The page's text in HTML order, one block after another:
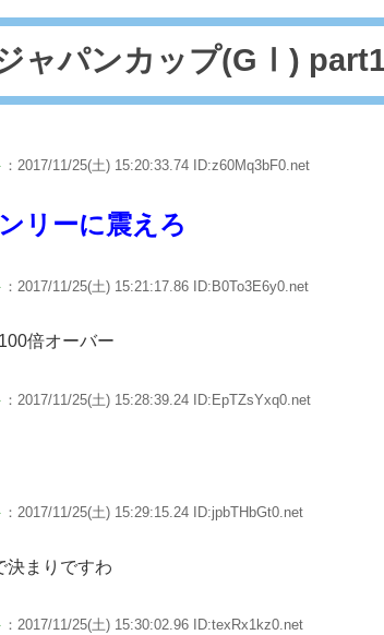
ャパンカップ(GⅠ)
：2017/11/25(土) 15:20:33.74 ID:z60Mq3bF0.net
リーに震えろ
：2017/11/25(土) 15:21:17.86 ID:B0To3E6y0.net
倍オーバー
：2017/11/25(土) 15:28:39.24 ID:EpTZsYxq0.net
：2017/11/25(土) 15:29:15.24 ID:jpbTHbGt0.net
決まりですわ
：2017/11/25(土) 15:30:02.96 ID:texRx1kz0.net